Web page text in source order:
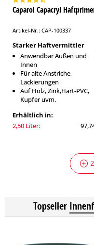
Caparol Capacryl
Artikel-Nr.: CAP-100337
Starker Haftvermittler
Anwendbar Außen und
Innen
Für alte Anstriche,
Lackierungen
Auf Holz, Zink,Hart-PVC,
Kupfer uvm.
Erhältlich in:
2,50 Liter:
Topseller